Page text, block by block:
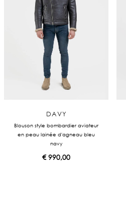
DAVY
Blouson style bombardier aviateur
en peau lainée d'agneau bleu
navy
€990,00